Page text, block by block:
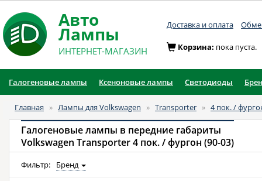
Авто
Лампы
ИНТЕРНЕТ-МАГАЗИН
Доставка и оплата
Корзина: пока пуста.
Галогеновые лампы Ксеноновые лампы Светодиоды
Главная » Лампы для Volkswagen » Transporter » 4 пок. /
Галогеновые лампы в передние габариты
Volkswagen Transporter 4 пок. / фургон (90-03)
Фильтр: Бренд